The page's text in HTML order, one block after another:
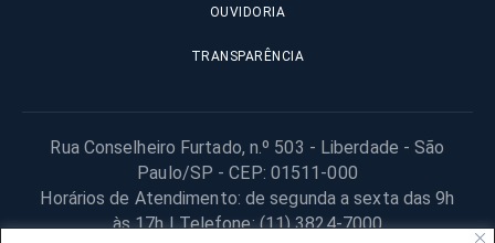
OUVIDORIA
TRANSPARÊNCIA
Rua Conselheiro Furtado, n.º 503 - Liberdade - São
Paulo/SP - CEP: 01511-000
Horários de Atendimento: de segunda a sexta das 9h
às 17h | Telefone: (11) 3824-7000